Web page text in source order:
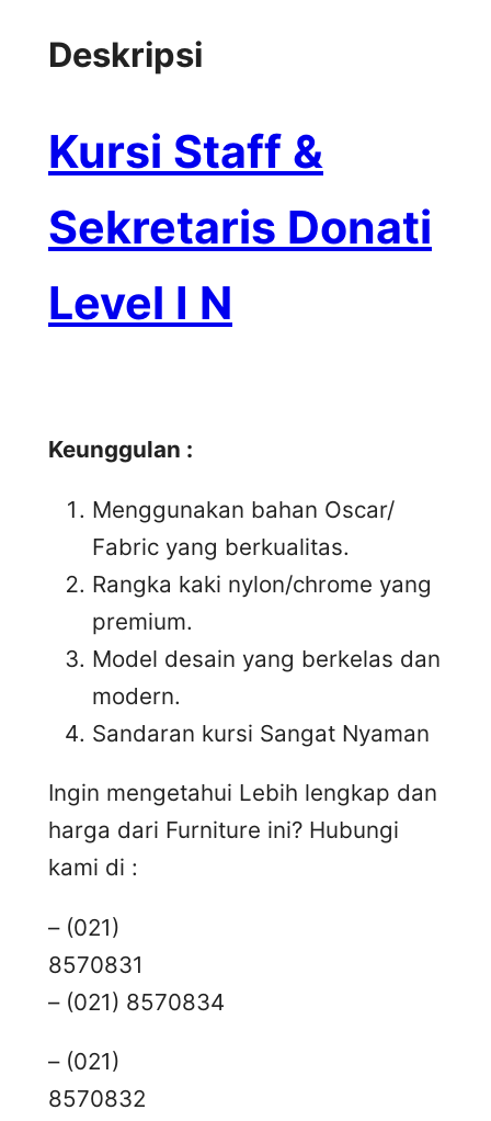
Deskripsi
Kursi Staff &
Sekretaris Donati
Level I N
Keunggulan :
Menggunakan bahan Oscar/
Fabric yang berkualitas.
Rangka kaki nylon/chrome yang
premium.
Model desain yang berkelas dan
modern.
Sandaran kursi Sangat Nyaman
Ingin mengetahui Lebih lengkap dan
harga dari Furniture ini? Hubungi
kami di :
– (021)
8570831
– (021) 8570834
– (021)
8570832